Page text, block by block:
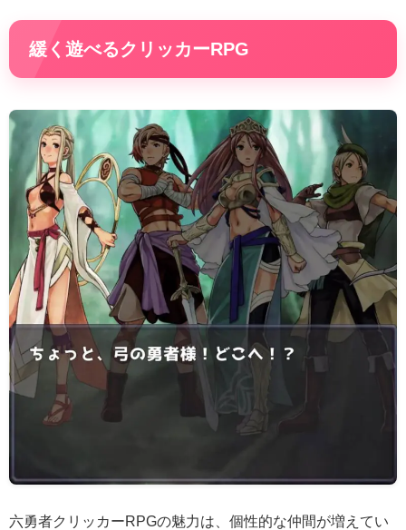
緩く遊べるクリッカーRPG
六勇者クリッカーRPGの魅力は、個性的な仲間が増えてい